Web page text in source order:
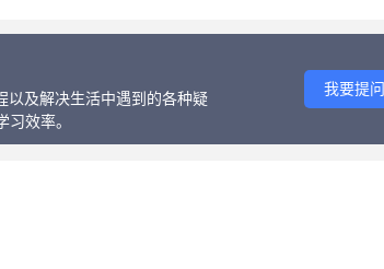
以及解决生活中遇到的各种疑
效率。
我要提问